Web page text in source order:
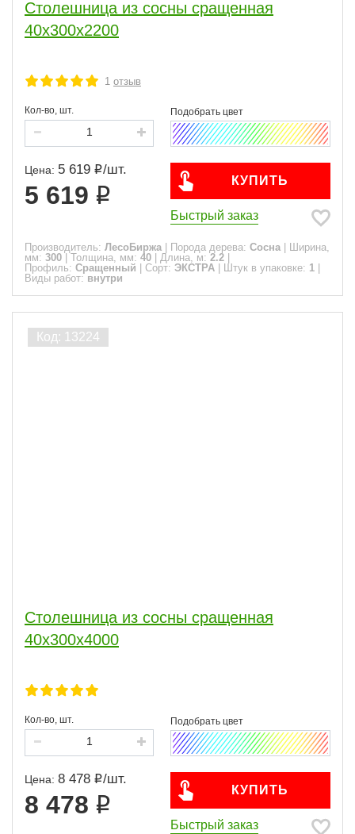
Столешница из сосны сращенная
40х300х2200
1 отзыв
Кол-во, шт.
Цена: 5 619 /шт.
5 619
КУПИТЬ
Быстрый заказ
Производитель: ЛесоБиржа Порода дерева: Сосна
Ширина,
мм: 300 Толщина, мм: 40 Длина, м: 2.2
Профиль: Сращенный Сорт: ЭКСТРА Штук в упаковке: 1
Виды работ: внутри
Столешница из сосны сращенная
40х300х4000
Кол-во, шт.
Цена: 8 478 /шт.
8 478
КУПИТЬ
Быстрый заказ